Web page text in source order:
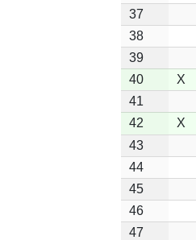
37
38
39
40
X
41
42
X
43
44
45
46
47